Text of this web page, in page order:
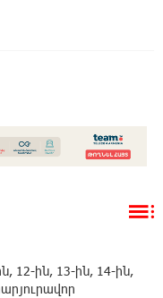
12-ին, 13-ին, 14-ին,